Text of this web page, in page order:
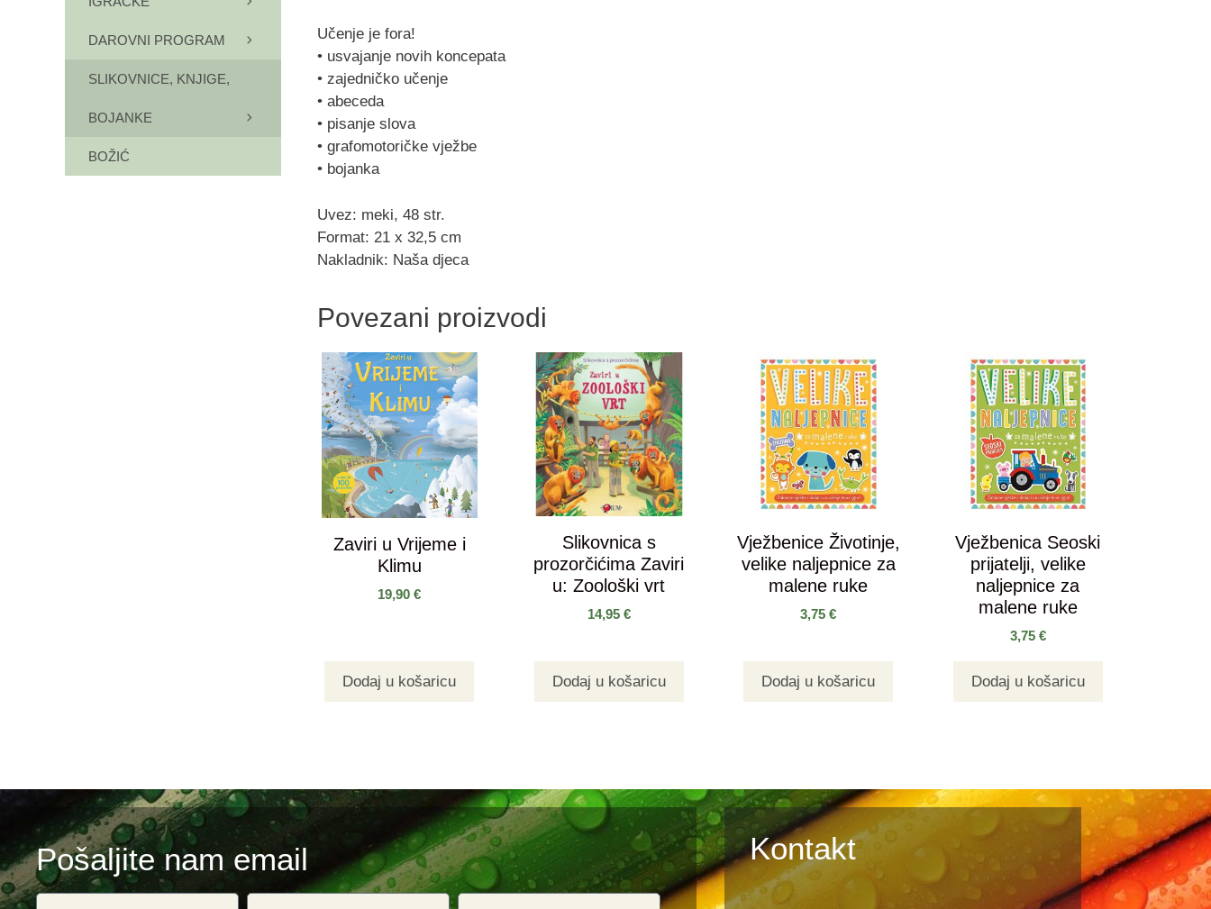
Učenje je fora!
• usvajanje novih koncepata
• zajedničko učenje
• abeceda
• pisanje slova
• grafomotoričke vježbe
• bojanka
Uvez: meki, 48 str.
Format: 21 x 32,5 cm
Nakladnik: Naša djeca
Povezani proizvodi
Zaviri u Vrijeme i
Klimu
19,90€
Dodaj u košaricu
Slikovnica s
prozorčićima Zaviri
u: Zoološki vrt
14,95 €
Dodaj u košaricu
Vježbenice Životinje,
velike naljepnice za
malene ruke
3,75€
Dodaj u košaricu
Vježbenica Seoski
prijatelji, velike
naljepnice za
malene ruke
3,75 €
Dodaj u košaricu
DAROVNI PROGRAM
SLIKOVNICE, KNJIGE,
BOJANKE
BOŽIĆ
Pošaljite nam email Kontakt